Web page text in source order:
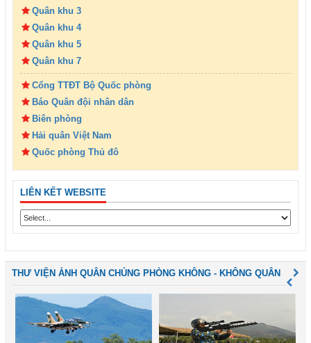
Quân khu 3
Quân khu 4
Quân khu 5
Quân khu 7
Cổng TTĐT Bộ Quốc phòng
Báo Quân đội nhân dân
Biên phòng
Hải quân Việt Nam
Quốc phòng Thủ đô
LIÊN KẾT WEBSITE
THƯ VIỆN ẢNH QUÂN CHỦNG PHÒNG KHÔNG - KHÔNG QUÂN